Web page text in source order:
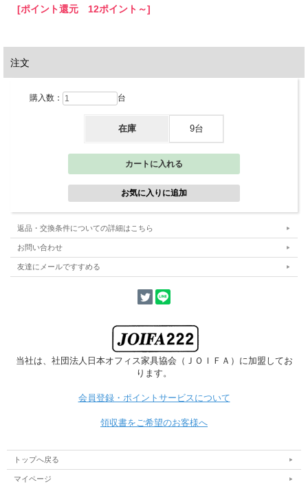
2色のグレーが落ち着いた印象を与えるブックスタンドです。
ベースと仕切りを差し込むだけの簡単組立で届いたらすぐに使えます。
ベースの上に書類や本が置けるので机の天板に傷や汚れが付くのを防げます。
[ポイント還元 12ポイント～]
注文
購入数： 台
在庫 9台
返品・交換条件についての詳細はこちら
お問い合わせ
友達にメールですすめる
当社は、社団法人日本オフィス家具協会 （ＪＯＩＦＡ）に加盟してお
ります。
会員登録・ポイントサービスについて
領収書をご希望のお客様へ
トップへ戻る
マイページ